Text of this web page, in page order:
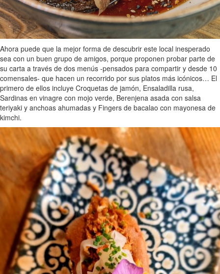
Ahora puede que la mejor forma de descubrir este local inesperado
sea con un buen grupo de amigos, porque proponen probar parte de
su carta a través de dos menús -pensados para compartir y desde 10
comensales- que hacen un recorrido por sus platos más icónicos… El
primero de ellos incluye Croquetas de jamón, Ensaladilla rusa,
Sardinas en vinagre con mojo verde, Berenjena asada con salsa
teriyaki y anchoas ahumadas y Fingers de bacalao con mayonesa de
kimchi.